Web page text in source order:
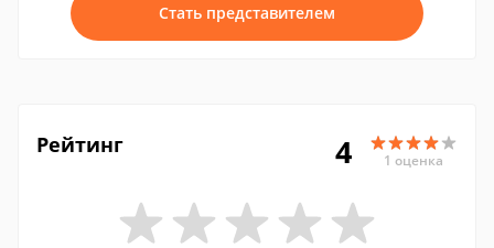
Стать представителем
Рейтинг 4 1 оценка